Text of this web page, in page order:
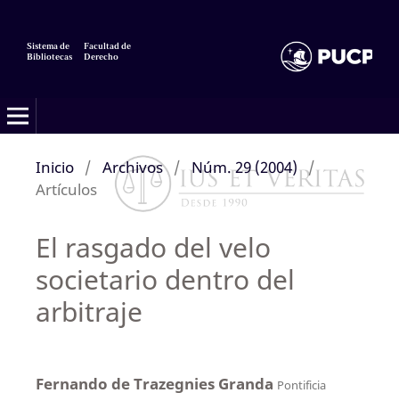
Sistema de
Bibliotecas
Facultad de
Derecho
Inicio / Archivos / Núm. 29 (2004) /
Artículos
El rasgado del velo
societario dentro del
arbitraje
Fernando de Trazegnies Granda Pontificia